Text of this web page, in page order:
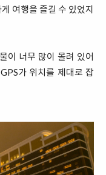
여행을 즐길 수 있었지
이 너무 많이 몰려 있어
가 위치를 제대로 잡